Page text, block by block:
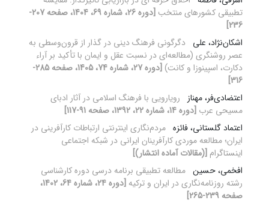
تطبیقی کشورهای منتخب
[دوره 26، شماره 69، 1404، صفحه 207-
236]
اشکان‌نژاد، علی
دگرگونی فرهنگ دینی در گذار از قرون‌وسطی به
عصر روشنگری (مطالعه‌ای در نسبت عقل و ایمان با تأکید بر آراء
دکارت، اسپینوزا و کانت)
[دوره 27، شماره 74، 1405، صفحه 285-
316]
اعتضادی‌فر، مهناز
رویارویی با فرهنگ اسلامی در آثار ادبای
مسیحی عرب [دوره 14، شماره 22، 1392، صفحه 91-117]
اعتماد گلستانی، فائزه مردم‌نگاری اینترنتی ارتباطات کارآفرینی در
ایران؛ مطالعه موردی کارآفرینان ایرانی در شبکه اجتماعی
اینستاگرام [(مقالات آماده انتشار)]
افخمی، حسین مطالعه تطبیقی برنامه درسی دوره کارشناسی
رشته روزنامه‌نگاری در ایران و ترکیه
[دوره 24، شماره 64، 1402،
صفحه 239-265]